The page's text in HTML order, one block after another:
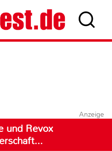
Anzeige
und Revox